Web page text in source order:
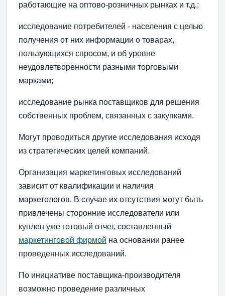
работающие на оптово-розничных рынках и т.д.;
исследование потребителей - населения с целью
получения от них информации о товарах,
пользующихся спросом, и об уровне
неудовлетворенности разными торговыми
марками;
исследование рынка поставщиков для решения
собственных проблем, связанных с закупками.
Могут проводиться другие исследования исходя
из стратегических целей компаний.
Организация маркетинговых исследований
зависит от квалификации и наличия
маркетологов. В случае их отсутствия могут быть
привлечены сторонние исследователи или
куплен уже готовый отчет, составленный
маркетинговой фирмой на основании ранее
проведенных исследований.
По инициативе поставщика-производителя
возможно проведение различных